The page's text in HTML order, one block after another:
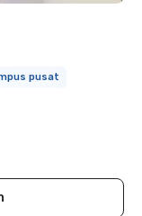
pusat